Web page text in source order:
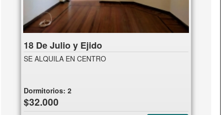
18 De Julio y Ejido
SE ALQUILA EN CENTRO
Dormitorios:2
$32.000